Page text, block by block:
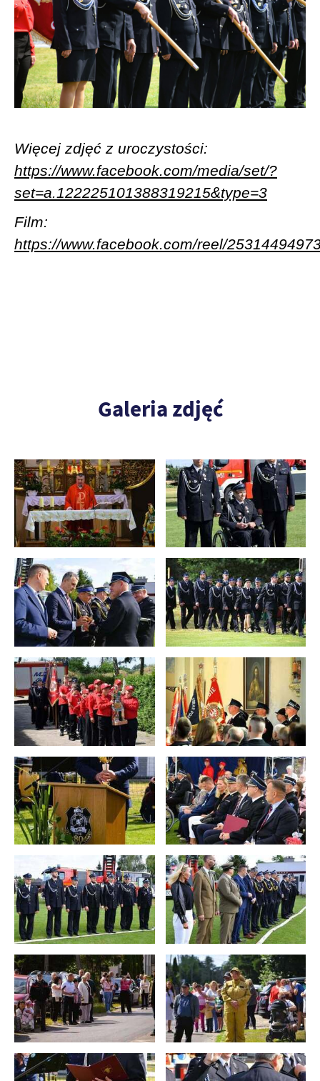
Więcej zdjęć z uroczystości:
https://www.facebook.com/media/set/?
set=a.122225101388319215&type=3
Film:
https://www.facebook.com/reel/
Galeria zdjęć